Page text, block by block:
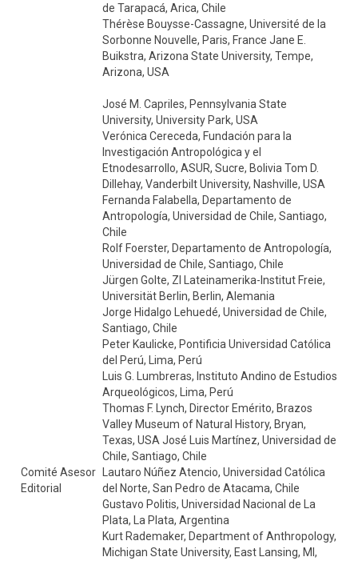
Comité Asesor
Editorial
de Tarapacá, Arica, Chile
Thérèse Bouysse-Cassagne, Université de la
Sorbonne Nouvelle, Paris, France Jane E.
Buikstra, Arizona State University, Tempe,
Arizona, USA
José M. Capriles, Pennsylvania State
University, University Park, USA
Verónica Cereceda, Fundación para la
Investigación Antropológica y el
Etnodesarrollo, ASUR, Sucre, Bolivia Tom D.
Dillehay, Vanderbilt University, Nashville, USA
Fernanda Falabella, Departamento de
Antropología, Universidad de Chile, Santiago,
Chile
Rolf Foerster, Departamento de Antropología,
Universidad de Chile, Santiago, Chile
Jürgen Golte, ZI Lateinamerika-Institut Freie,
Universität Berlin, Berlin, Alemania
Jorge Hidalgo Lehuedé, Universidad de Chile,
Santiago, Chile
Peter Kaulicke, Pontificia Universidad Católica
del Perú, Lima, Perú
Luis G. Lumbreras, Instituto Andino de Estudios
Arqueológicos, Lima, Perú
Thomas F. Lynch, Director Emérito, Brazos
Valley Museum of Natural History, Bryan,
Texas, USA José Luis Martínez, Universidad de
Chile, Santiago, Chile
Lautaro Núñez Atencio, Universidad Católica
del Norte, San Pedro de Atacama, Chile
Gustavo Politis, Universidad Nacional de La
Plata, La Plata, Argentina
Kurt Rademaker, Department of Anthropology,
Michigan State University, East Lansing, MI,